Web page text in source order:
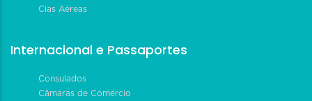
Cias Aéreas
Internacional e Passaportes
Consulados
Câmaras de Comércio